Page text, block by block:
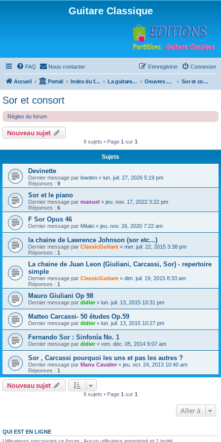
Guitare Classique
FAQ Nous contacter Connexion
S’enregistrer
Accueil Portail Index du forum La guitare : instrument, cours et théorie Oeuvres à la loupe Sor et consort
Sor et consort
Règles du forum
Nouveau sujet
9 sujets • Page 1 sur 1
Sujets
Devinette
Dernier message par lowden « lun. juil. 27, 2026 5:19 pm
Réponses : 9
Sor et le piano
Dernier message par manuel « jeu. nov. 17, 2022 3:22 pm
Réponses : 6
F Sor Opus 46
Dernier message par Mitaki « jeu. nov. 26, 2020 7:22 am
la chaine de Lawrence Johnson (sor etc...)
Dernier message par ClassicGuitare « mer. juil. 22, 2015 3:38 pm
Réponses : 1
La chaine de Juan Leon (Giuliani, Carcassi, Sor) - repertoire
simple
Dernier message par ClassicGuitare « dim. juil. 19, 2015 8:33 am
Réponses : 1
Mauro Giuliani Op 98
Dernier message par didier« lun. juil. 13, 2015 10:31 pm
Matteo Carcassi- 50 études Op.59
Dernier message par didier« lun. juil. 13, 2015 10:27 pm
Fernando Sor : Sinfonía No. 1
Dernier message par didier« ven. déc. 05, 2014 9:07 am
Sor , Carcassi pourquoi les uns et pas les autres ?
Dernier message par Manu Cavalier « jeu. oct. 24, 2013 10:40 am
Réponses : 1
Nouveau sujet
9 sujets • Page 1 sur 1
Aller à
QUI EST EN LIGNE